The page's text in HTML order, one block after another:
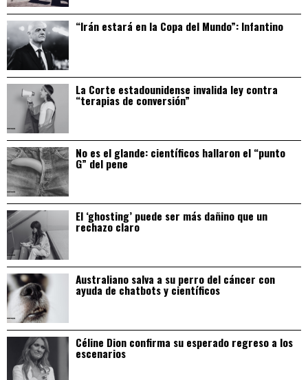
“Irán estará en la Copa del Mundo”: Infantino
La Corte estadounidense invalida ley contra
“terapias de conversión”
No es el glande: científicos hallaron el “punto
G” del pene
El ‘ghosting’ puede ser más dañino que un
rechazo claro
Australiano salva a su perro del cáncer con
ayuda de chatbots y científicos
Céline Dion confirma su esperado regreso a los
escenarios